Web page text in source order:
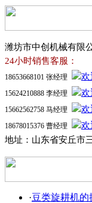
潍坊市中创机械有限
24小时销售客服：
18653668101 张经理
15624210888 李经理
15662562758 马经理
18678015376 曹经理
地址：山东省安丘市
·豆类旋耕机的